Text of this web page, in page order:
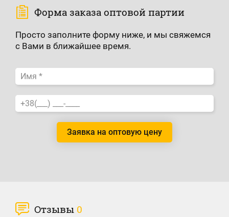
Форма заказа оптовой партии
Просто заполните форму ниже, и мы свяжемся
с Вами в ближайшее время.
Заявка на оптовую цену
Отзывы 0